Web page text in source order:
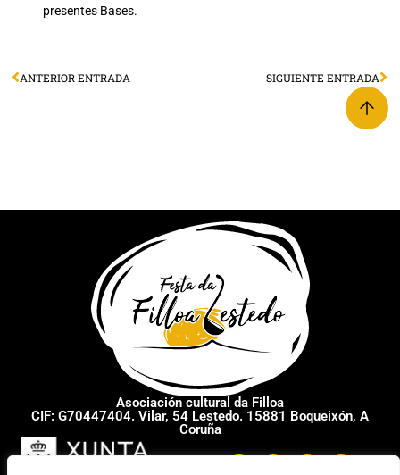
presentes Bases.
ANTERIOR ENTRADA SIGUIENTE ENTRADA
Asociación cultural da Filloa
CIF: G70447404. Vilar, 54 Lestedo. 15881 Boqueixón, A
Coruña